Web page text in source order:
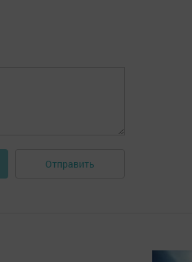
Отправить